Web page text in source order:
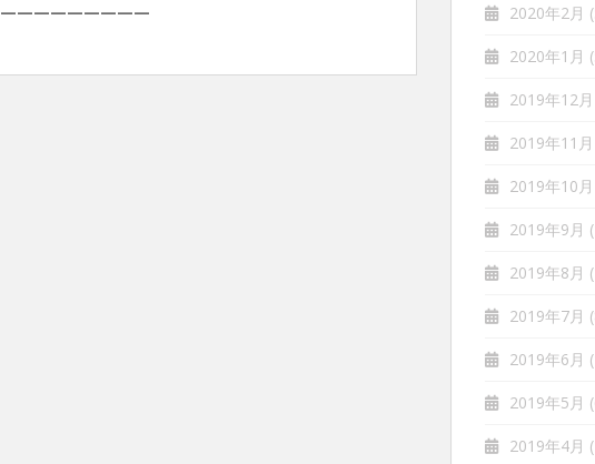
2020年2月
2020年1月
2019年12月
2019年11月
2019年10月
2019年9月
2019年8月
2019年7月
2019年6月
2019年5月
2019年4月